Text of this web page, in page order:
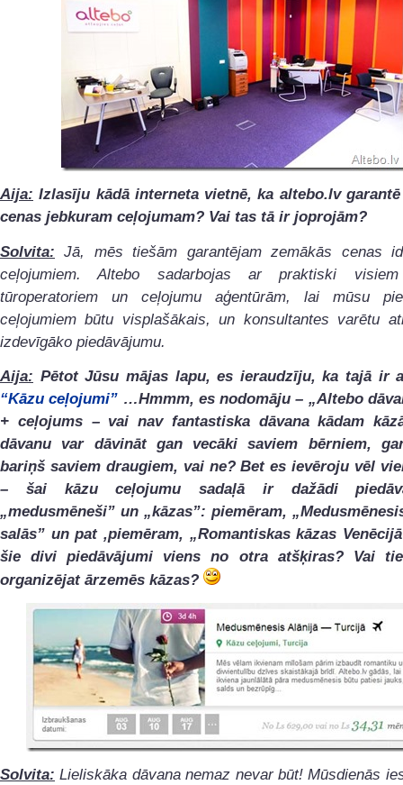
Aija: Izlasīju kādā interneta vietnē, ka altebo.lv garantē
cenas jebkuram ceļojumam? Vai tas tā ir joprojām?
Solvita: Jā, mēs tiešām garantējam zemākās cenas
ceļojumiem. Altebo sadarbojas ar praktiski
tūroperatoriem un ceļojumu aģentūrām, lai mūsu
ceļojumiem būtu visplašākais, un konsultantes varētu
izdevīgāko piedāvājumu.
Aija: Pētot Jūsu mājas lapu, es ieraudzīju, ka tajā ir
“Kāzu ceļojumi” …Hmmm, es nodomāju – „Altebo
+ ceļojums – vai nav fantastiska dāvana kādam
dāvanu var dāvināt gan vecāki saviem bērniem,
bariņš saviem draugiem, vai ne? Bet es ievēroju vēl
– šai kāzu ceļojumu sadaļā ir dažādi
„medusmēneši” un „kāzas”: piemēram,
salās” un pat ,piemēram, „Romantiskas kāzas
šie divi piedāvājumi viens no otra atšķiras? Vai
organizējat ārzemēs kāzas?
Solvita: Lieliskāka dāvana nemaz nevar būt!Mūsdienās